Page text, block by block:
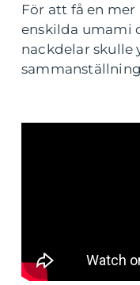
För att få en
enskilda umami
nackdelar skulle